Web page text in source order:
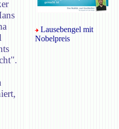
Lausebengel mit
Nobelpreis